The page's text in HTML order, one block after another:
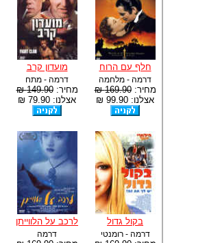
חלף עם הרוח
דרמה - מלחמה
מחיר:169.90 ₪
אצלנו: 99.90 ₪
מועדון קרב
דרמה - מתח
מחיר:149.90 ₪
אצלנו: 79.90 ₪
בקול גדול
דרמה - רומנטי
לרכב על הלווייתן
דרמה